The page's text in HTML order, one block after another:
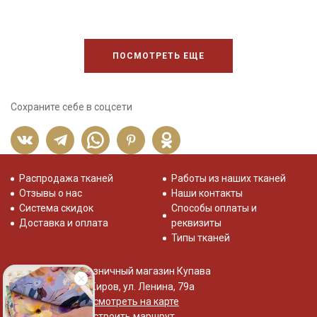
ПОСМОТРЕТЬ ЕЩЕ
Сохраните себе в соцсети
Распродажа тканей
Отзывы о нас
Система скидок
Доставка и оплата
Работы из наших тканей
Наши контакты
Способы оплаты и
реквизиты
Типы тканей
Розничный магазин Купава
г. Киров, ул. Ленина, 79а
Посмотреть на карте